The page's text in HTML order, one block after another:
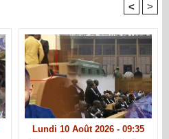
< >
Lundi 10 Août 2026 - 09:35